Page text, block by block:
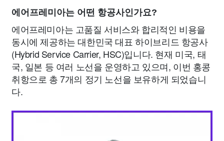
에어프레미아는 어떤 항공사인가요?
에어프레미아는 고품질 서비스와 합리적인 비용을
동시에 제공하는 대한민국 대표 하이브리드 항공사
(Hybrid Service Carrier, HSC)입니다. 현재 미국, 태
국, 일본 등 여러 노선을 운영하고 있으며, 이번 홍콩
취항으로 총 7개의 정기 노선을 보유하게 되었습니
다.